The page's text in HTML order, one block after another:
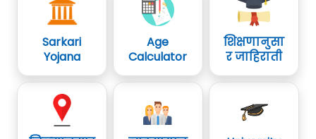
Sarkari
Yojana
Age
Calculator
शिक्षणानुसा
र जाहिराती